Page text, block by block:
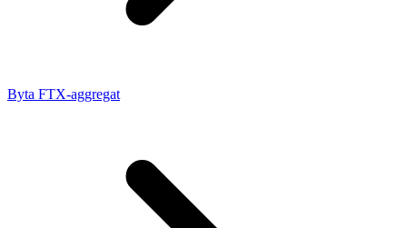
Byta FTX-aggregat